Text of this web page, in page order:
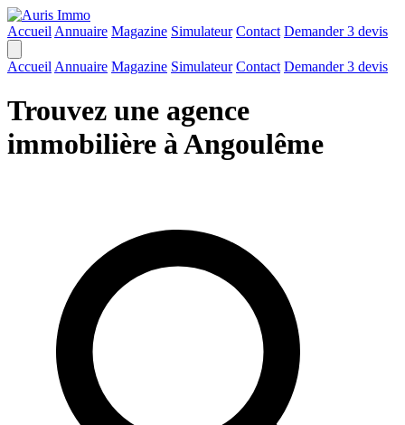
Accueil Annuaire Magazine Simulateur Contact Demander 3 devis
Accueil Annuaire Magazine Simulateur Contact Demander 3 devis
Trouvez une agence
immobilière à Angoulême